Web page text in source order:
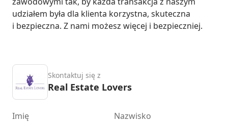
udziałem była dla klienta korzystna, skuteczna
i bezpieczna. Z nami możesz więcej i bezpieczniej.
Skontaktuj się z
Real Estate Lovers